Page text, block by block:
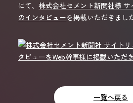
にて、株式会社セメント新聞社様
のインタビューを掲載いただきまし
一覧へ戻る